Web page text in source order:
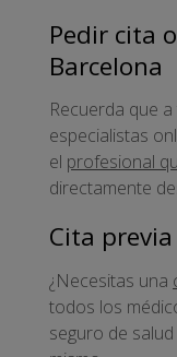
Pedir cita
Barcelona
Recuerda que
especialistas
el profesional
directamente
Cita
¿Necesitas una
todos los
seguro de